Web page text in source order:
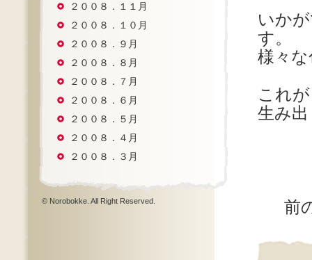
２００８．１１月
２００８．１０月
２００８．９月
２００８．８月
２００８．７月
２００８．６月
２００８．５月
２００８．４月
２００８．３月
© Norobokke. All Right Reserved.
いか
す。
様々
これ
生み
前